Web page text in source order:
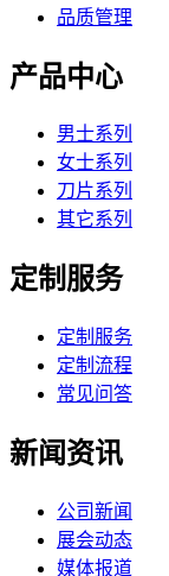
品质管理
产品中心
男士系列
女士系列
刀片系列
其它系列
定制服务
定制服务
定制流程
常见问答
新闻资讯
公司新闻
展会动态
媒体报道